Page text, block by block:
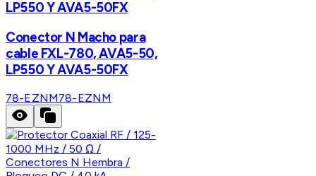
LP550 Y AVA5-50FX
Conector N Macho para
cable FXL-780, AVA5-50,
LP550 Y AVA5-50FX
78-EZNM78-EZNM